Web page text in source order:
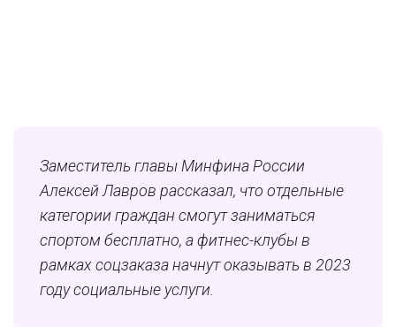
Заместитель главы Минфина России
Алексей Лавров рассказал, что отдельные
категории граждан смогут заниматься
спортом бесплатно, а фитнес-клубы в
рамках соцзаказа начнут оказывать в 2023
году социальные услуги.